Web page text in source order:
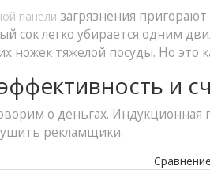
панели загрязнения
сок легко убирается одним
ножек тяжелой посуды. Но это
и
о деньгах. Индукционная
рекламщики.